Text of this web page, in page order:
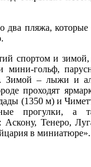
два пляжа, которые
спортом и
мини-гольф,
Зимой – лыжи и
проходят
(1350 м) и
прогулки, а
Аскону, Тенеро,
в миниатюре».